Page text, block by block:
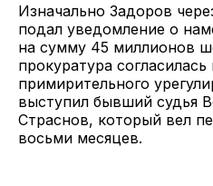
Изначально Задоров
подал уведомление о
на сумму 45 миллионов
прокуратура
примирительного
выступил бывший судья
Страснов, который вел
восьми месяцев.